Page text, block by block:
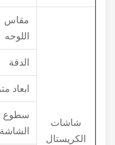
شاشات
الكريستال
مقاس
اللوحه
الدقة
ابعاد متزنة
سطوع
الشاشة